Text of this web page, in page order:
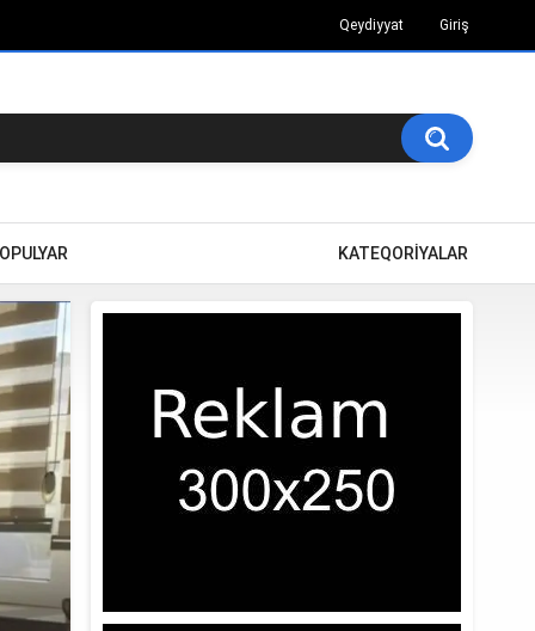
Qeydiyyat Giriş
KATEQORİYALAR